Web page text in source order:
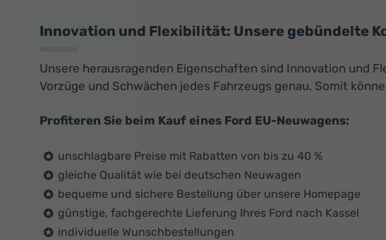
Innovation und Flexibilität: Unsere gebündelte
Unsere herausragenden Eigenschaften sind Innovation und
Vorzüge und Schwächen jedes Fahrzeugs genau. Somit
Profiteren Sie beim Kauf eines Ford EU-Neuwagens:
unschlagbare Preise mit Rabatten von bis zu 40 %
gleiche Qualität wie bei deutschen Neuwagen
bequeme und sichere Bestellung über unsere Homepage
günstige, fachgerechte Lieferung Ihres Ford nach Kassel
individuelle Wunschbestellungen